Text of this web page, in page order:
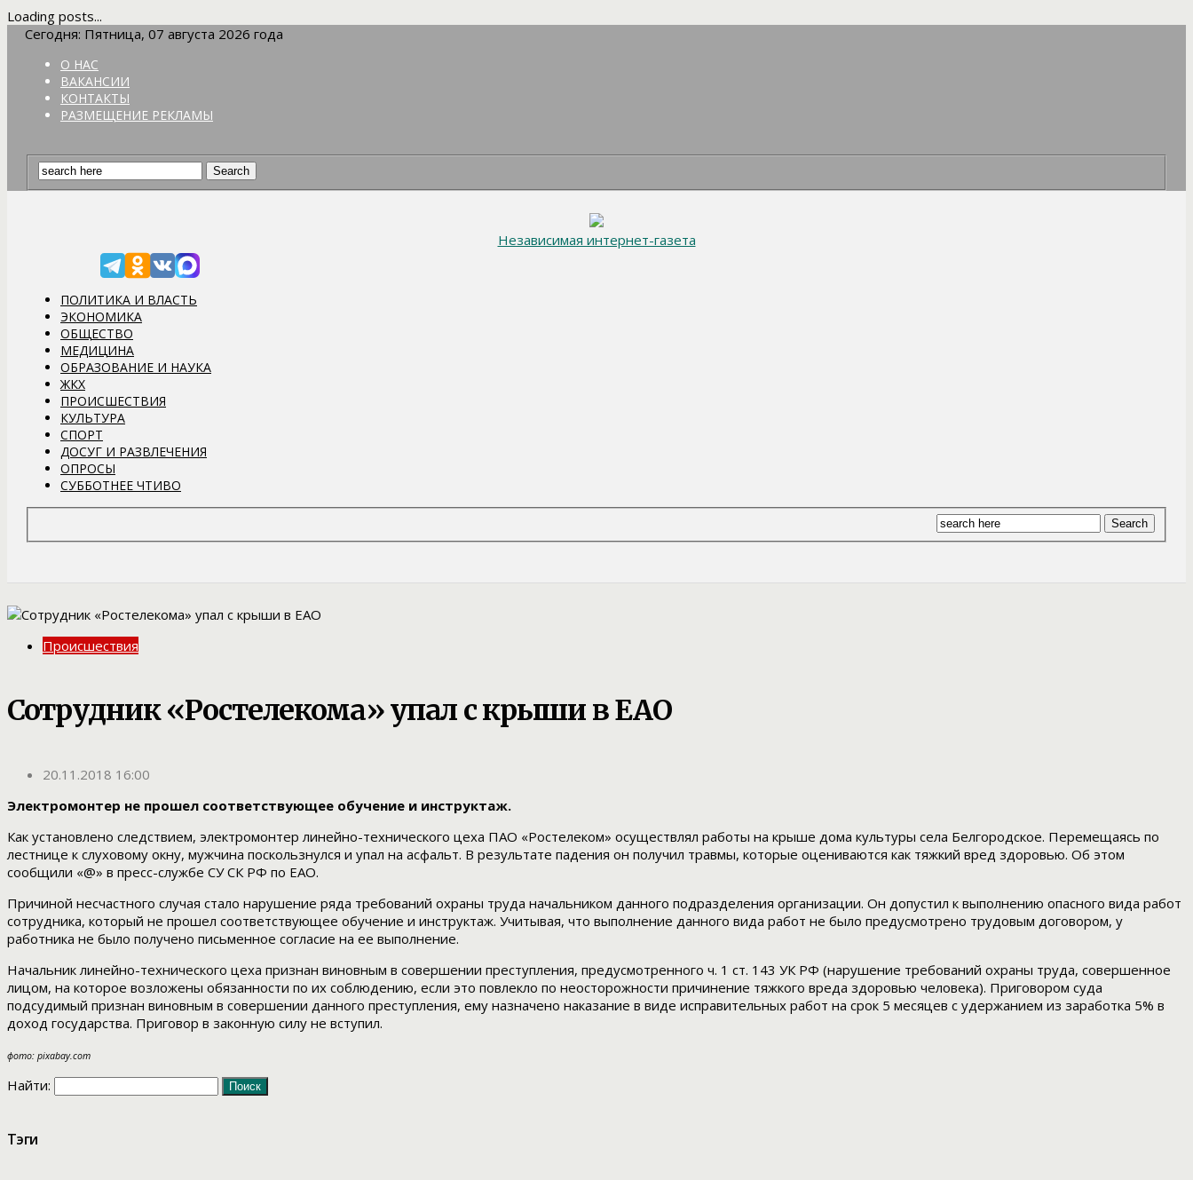
Loading posts...
Сегодня: Пятница, 07 августа 2026 года
О НАС
ВАКАНСИИ
КОНТАКТЫ
РАЗМЕЩЕНИЕ РЕКЛАМЫ
Независимая интернет-газета
ПОЛИТИКА И ВЛАСТЬ
ЭКОНОМИКА
ОБЩЕСТВО
МЕДИЦИНА
ОБРАЗОВАНИЕ И НАУКА
ЖКХ
ПРОИСШЕСТВИЯ
КУЛЬТУРА
СПОРТ
ДОСУГ И РАЗВЛЕЧЕНИЯ
ОПРОСЫ
СУББОТНЕЕ ЧТИВО
Происшествия
Сотрудник «Ростелекома» упал с крыши в ЕАО
20.11.2018 16:00
Электромонтер не прошел соответствующее обучение и инструктаж.
Как установлено следствием, электромонтер линейно-технического цеха ПАО «Ростелеком» осуществлял работы на крыше дома культуры села Белгородское. Перемещаясь по
лестнице к слуховому окну, мужчина поскользнулся и упал на асфальт. В результате падения он получил травмы, которые оцениваются как тяжкий вред здоровью. Об этом
сообщили «@» в пресс-службе СУ СК РФ по ЕАО.
Причиной несчастного случая стало нарушение ряда требований охраны труда начальником данного подразделения организации. Он допустил к выполнению опасного вида работ
сотрудника, который не прошел соответствующее обучение и инструктаж. Учитывая, что выполнение данного вида работ не было предусмотрено трудовым договором, у
работника не было получено письменное согласие на ее выполнение.
Начальник линейно-технического цеха признан виновным в совершении преступления, предусмотренного ч. 1 ст. 143 УК РФ (нарушение требований охраны труда, совершенное
лицом, на которое возложены обязанности по их соблюдению, если это повлекло по неосторожности причинение тяжкого вреда здоровью человека). Приговором суда
подсудимый признан виновным в совершении данного преступления, ему назначено наказание в виде исправительных работ на срок 5 месяцев с удержанием из заработка 5% в
доход государства. Приговор в законную силу не вступил.
фото: pixabay.com
Найти:
Тэги